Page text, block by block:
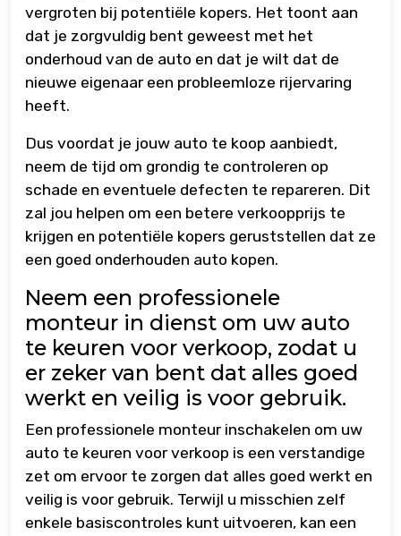
vergroten bij potentiële kopers. Het toont aan
dat je zorgvuldig bent geweest met het
onderhoud van de auto en dat je wilt dat de
nieuwe eigenaar een probleemloze rijervaring
heeft.
Dus voordat je jouw auto te koop aanbiedt,
neem de tijd om grondig te controleren op
schade en eventuele defecten te repareren. Dit
zal jou helpen om een betere verkoopprijs te
krijgen en potentiële kopers geruststellen dat ze
een goed onderhouden auto kopen.
Neem een professionele
monteur in dienst om uw auto
te keuren voor verkoop, zodat u
er zeker van bent dat alles goed
werkt en veilig is voor gebruik.
Een professionele monteur inschakelen om uw
auto te keuren voor verkoop is een verstandige
zet om ervoor te zorgen dat alles goed werkt en
veilig is voor gebruik. Terwijl u misschien zelf
enkele basiscontroles kunt uitvoeren, kan een